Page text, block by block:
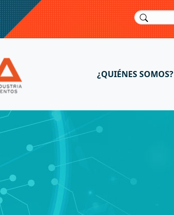
¿QUIÉNES SOMOS?